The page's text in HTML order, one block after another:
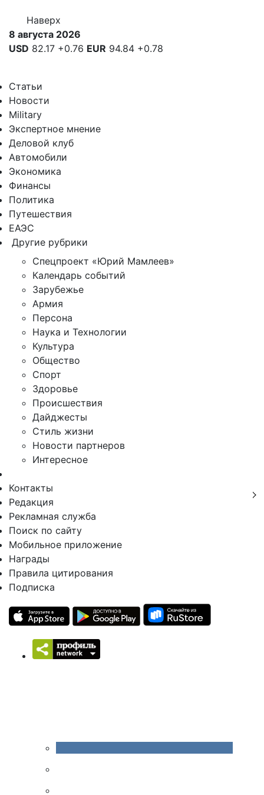
Наверх
8 августа 2026
USD 82.17 +0.76 EUR 94.84 +0.78
Статьи
Новости
Military
Экспертное мнение
Деловой клуб
Автомобили
Экономика
Финансы
Политика
Путешествия
ЕАЭС
Другие рубрики
Спецпроект «Юрий Мамлеев»
Календарь событий
Зарубежье
Армия
Персона
Наука и Технологии
Культура
Общество
Спорт
Здоровье
Происшествия
Дайджесты
Стиль жизни
Новости партнеров
Интересное
Контакты
Редакция
Рекламная служба
Поиск по сайту
Мобильное приложение
Награды
Правила цитирования
Подписка